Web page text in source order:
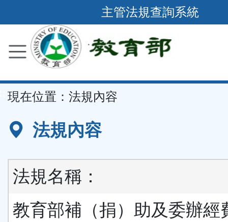
到
要
容
區
主管法規查詢系統
現在位置： 法規內容
法規內容
法規名稱：
教育部補（捐）助及委辦經